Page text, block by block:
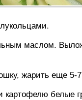
маслом.
жарить еще 5-
картофелю